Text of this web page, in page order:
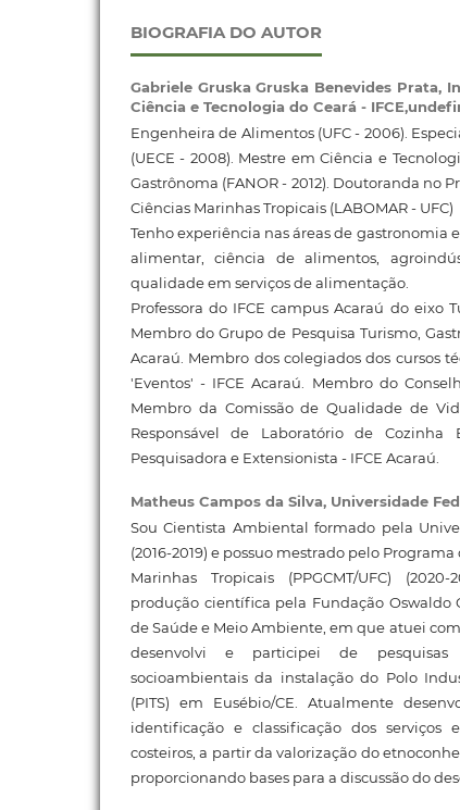
BIOGRAFIA DO AUTOR
Gabriele Gruska Gruska Benevides Prata,
Ciência e Tecnologia do Ceará -
Engenheira de Alimentos (UFC - 2006).
(UECE - 2008). Mestre em Ciência e
Gastrônoma (FANOR - 2012). Doutoranda no
Ciências Marinhas Tropicais (LABOMAR - UFC)
Tenho experiência nas áreas de gastronomia
alimentar, ciência de alimentos,
qualidade em serviços de alimentação.
Professora do IFCE campus Acaraú do eixo
Membro do Grupo de Pesquisa Turismo,
Acaraú. Membro dos colegiados dos cursos
'Eventos' - IFCE Acaraú. Membro do
Membro da Comissão de Qualidade de
Responsável de Laboratório de Cozinha
Pesquisadora e Extensionista - IFCE Acaraú.
Matheus Campos da Silva, Universidade
Sou Cientista Ambiental formado pela
(2016-2019) e possuo mestrado pelo
Marinhas Tropicais (PPGCMT/UFC)
produção científica pela Fundação Oswaldo
de Saúde e Meio Ambiente, em que atuei
desenvolvi e participei de pesquisas
socioambientais da instalação do Polo
(PITS) em Eusébio/CE. Atualmente
identificação e classificação dos serviços
costeiros, a partir da valorização do
proporcionando bases para a discussão do